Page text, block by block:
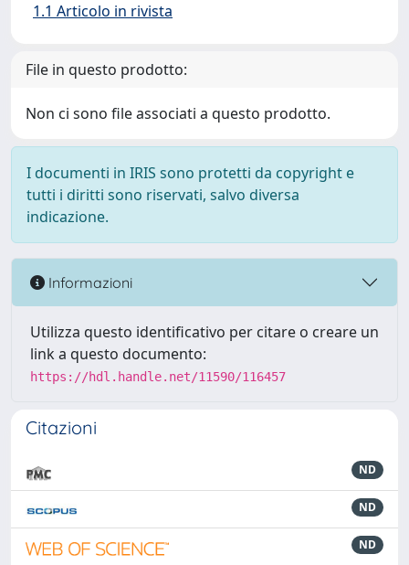
1.1 Articolo in rivista
File in questo prodotto:
Non ci sono file associati a questo prodotto.
I documenti in IRIS sono protetti da copyright e
tutti i diritti sono riservati, salvo diversa
indicazione.
Informazioni
Utilizza questo identificativo per citare o creare un
link a questo documento:
https://hdl.handle.net/11590/116457
Citazioni
ND
ND
ND